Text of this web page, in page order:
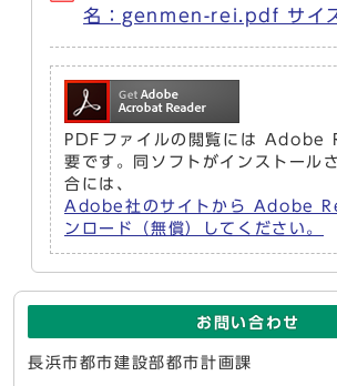
名：genmen-rei.pdf サイ
PDFファイルの閲覧には Adobe
要です。同ソフトがインストール
合には、
Adobe社のサイトから Adobe
ンロード（無償）してください。
お問い合わせ
長浜市都市建設部都市計画課